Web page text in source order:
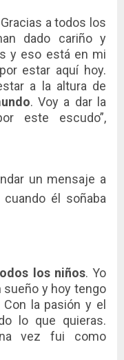
a todos los
dado cariño y
y eso está en mi
estar aquí hoy.
a la altura de
. Voy a dar la
este escudo”,
un mensaje a
él soñaba
los niños. Yo
y hoy tengo
la pasión y el
lo que quieras.
vez fui como